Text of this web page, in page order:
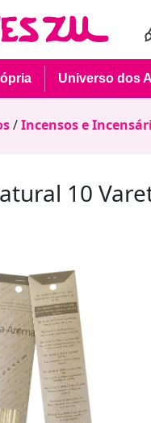
Universo dos
/Incensos e
10